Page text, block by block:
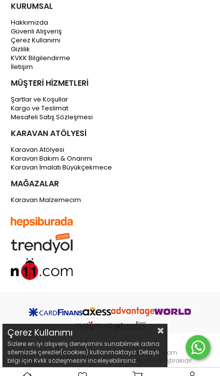
KURUMSAL
Hakkımızda
Güvenli Alışveriş
Çerez Kullanımı
Gizlilik
KVKK Bilgilendirme
İletişim
MÜŞTERİ HİZMETLERİ
Şartlar ve Koşullar
Kargo ve Teslimat
Mesafeli Satış Sözleşmesi
KARAVAN ATÖLYESİ
Karavan Atölyesi
Karavan Bakım & Onarımı
Karavan İmalatı Büyükçekmece
MAĞAZALAR
Karavan Malzemecim
Copyright 2019 © karavanmalzemecim.com
karavanmalzemecim.com bir Webselco Grup iştirakıdır.
Çerez Kullanımı
Sizlere en iyi alışveriş deneyimini sunabilmek adına
sitemizde çerezler(cookies) kullanmaktayız. Detaylı
bilgi için Kvkk sözleşmesini inceleyebilirsiniz.